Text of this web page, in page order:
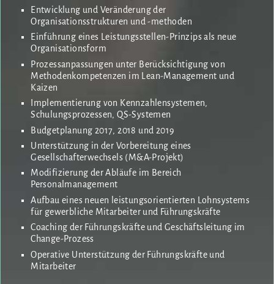
Entwicklung und Veränderung der
Organisationsstrukturen und -methoden
Einführung eines Leistungsstellen-Prinzips als neue
Organisationsform
Prozessanpassungen unter Berücksichtigung von
Methodenkompetenzen im Lean-Management und
Kaizen
Implementierung von Kennzahlensystemen,
Schulungsprozessen, QS-Systemen
Budgetplanung 2017, 2018 und 2019
Unterstützung in der Vorbereitung eines
Gesellschafterwechsels (M&A-Projekt)
Modifizierung der Abläufe im Bereich
Personalmanagement
Aufbau eines neuen leistungsorientierten Lohnsystems
für gewerbliche Mitarbeiter und Führungskräfte
Coaching der Führungskräfte und Geschäftsleitung im
Change-Prozess
Operative Unterstützung der Führungskräfte und
Mitarbeiter